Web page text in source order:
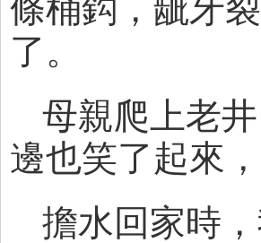
條桶鈎，龇牙
了。
母親爬上老
邊也笑了起來
擔水回家時